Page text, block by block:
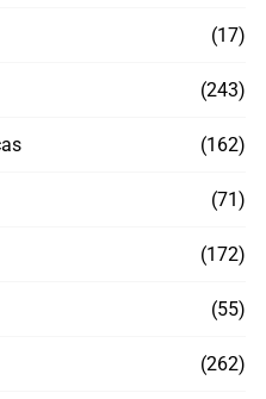
(17)
(243)
(162)
(71)
(172)
(55)
(262)